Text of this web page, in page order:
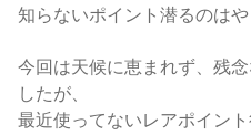
知らないポイント潜るのは
今回は天候に恵まれず、残
したが、
最近使ってないレアポイン